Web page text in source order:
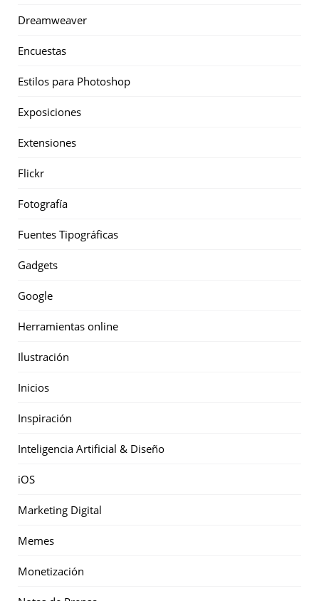
Dreamweaver
Encuestas
Estilos para Photoshop
Exposiciones
Extensiones
Flickr
Fotografía
Fuentes Tipográficas
Gadgets
Google
Herramientas online
Ilustración
Inicios
Inspiración
Inteligencia Artificial & Diseño
iOS
Marketing Digital
Memes
Monetización